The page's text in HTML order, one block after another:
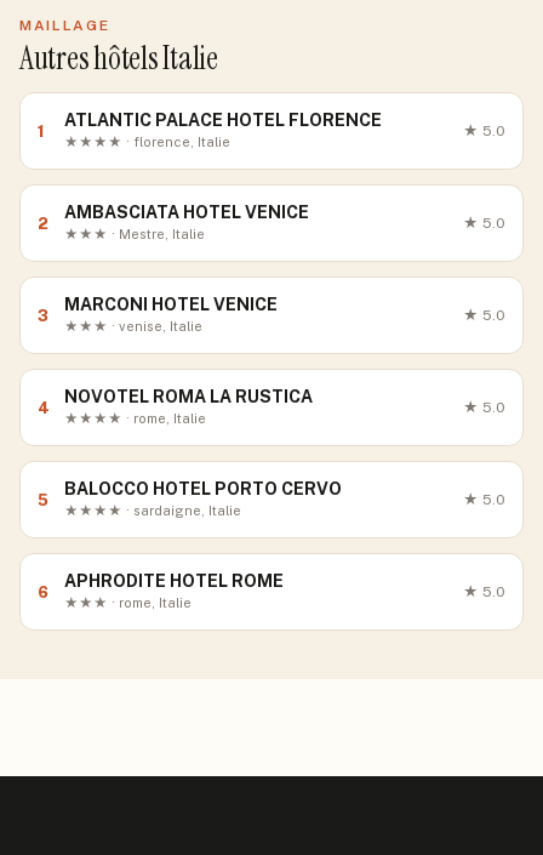
MAILLAGE
Autres hôtels Italie
1
ATLANTIC PALACE HOTEL FLORENCE
★★★★ · florence, Italie
★ 5.0
2
AMBASCIATA HOTEL VENICE
★★★ · Mestre, Italie
★ 5.0
3
MARCONI HOTEL VENICE
★★★ · venise, Italie
★ 5.0
4
NOVOTEL ROMA LA RUSTICA
★★★★ · rome, Italie
★ 5.0
5
BALOCCO HOTEL PORTO CERVO
★★★★ · sardaigne, Italie
★ 5.0
6
APHRODITE HOTEL ROME
★★★ · rome, Italie
★ 5.0